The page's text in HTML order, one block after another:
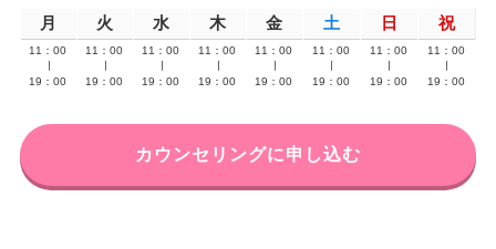
月 火 水 木 金 土 日 祝
11：00
19：00
11：00
19：00
11：00
19：00
11：00
19：00
11：00
19：00
11：00
19：00
11：00
19：00
11：00
19：00
カウンセリングに申し込む